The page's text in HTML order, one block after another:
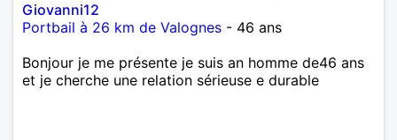
Giovanni12
Portbail à 26 km de Valognes - 46 ans
Bonjour je me présente je suis an homme de46 ans
et je cherche une relation sérieuse e durable